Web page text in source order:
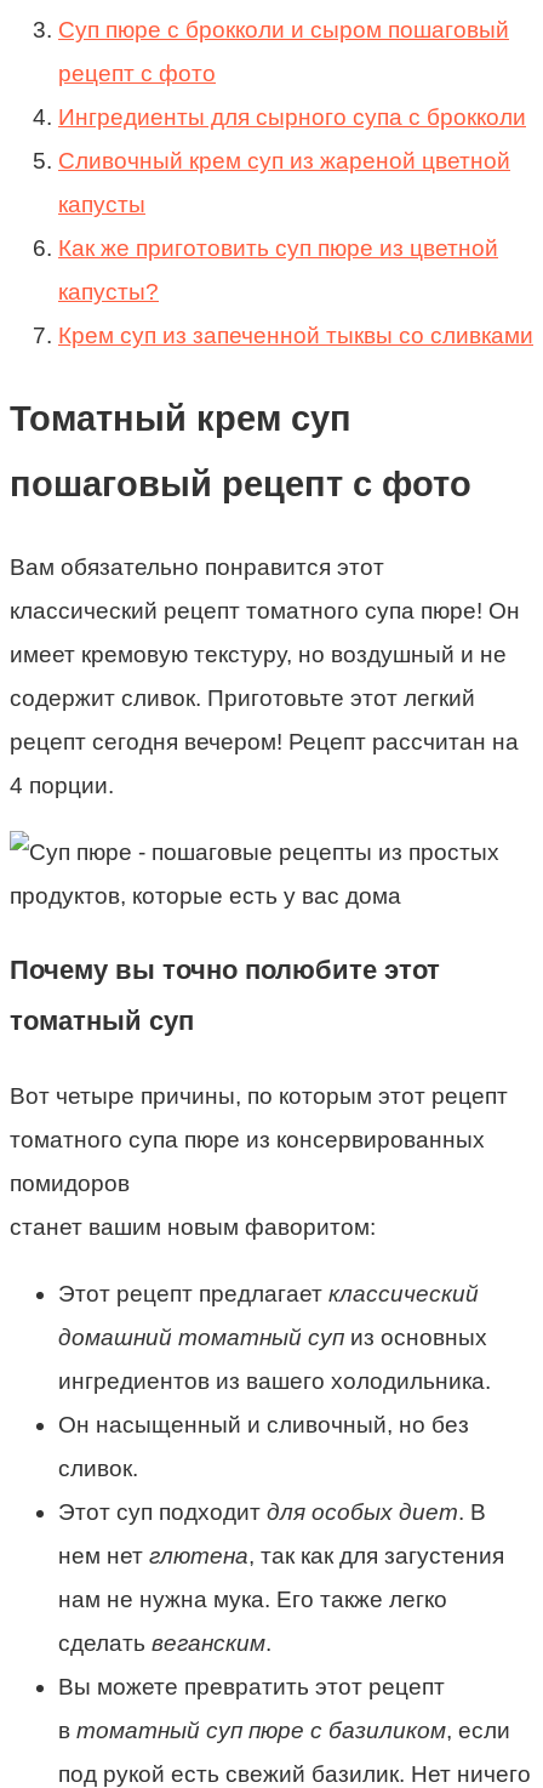
Суп пюре с брокколи и сыром пошаговый
рецепт с фото
Ингредиенты для сырного супа с брокколи
Сливочный крем суп из жареной цветной
капусты
Как же приготовить суп пюре из цветной
капусты?
Крем суп из запеченной тыквы со сливками
Томатный крем суп
пошаговый рецепт с фото
Вам обязательно понравится этот
классический рецепт томатного супа пюре! Он
имеет кремовую текстуру, но воздушный и не
содержит сливок. Приготовьте этот легкий
рецепт сегодня вечером! Рецепт рассчитан на
4 порции.
Почему вы точно полюбите этот
томатный суп
Вот четыре причины, по которым этот рецепт
томатного супа пюре из консервированных
помидоров
станет вашим новым фаворитом:
Этот рецепт предлагает классический
домашний томатный суп из основных
ингредиентов из вашего холодильника.
Он насыщенный и сливочный, но без
сливок.
Этот суп подходит для особых диет. В
нем нет глютена, так как для загустения
нам не нужна мука. Его также легко
сделать веганским.
Вы можете превратить этот рецепт
в томатный суп пюре с базиликом, если
под рукой есть свежий базилик. Нет ничего